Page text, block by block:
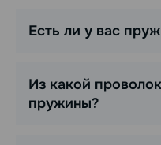
Есть ли у вас
Из какой
пружины?